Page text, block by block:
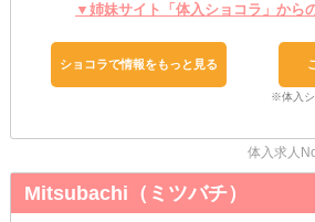
わからないことは何でも聞いてくださいね！
かり伝授します！
◆移籍希望の方はご相談ください！
より良い環境で一緒に再スタートしましょう
◆生活面のサポート体制も万全！
快適に生活できる寮を完備しています。
▼姉妹サイト「体入ショコラ」から
ショコラで情報をもっと見る
体入求人
Mitsubachi（ミツバチ）